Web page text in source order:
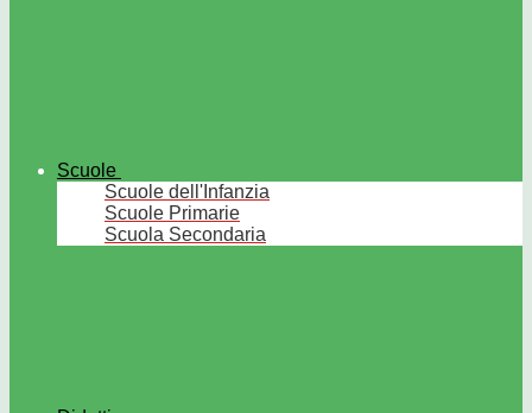
Scuole
Scuole dell'Infanzia
Scuole Primarie
Scuola Secondaria